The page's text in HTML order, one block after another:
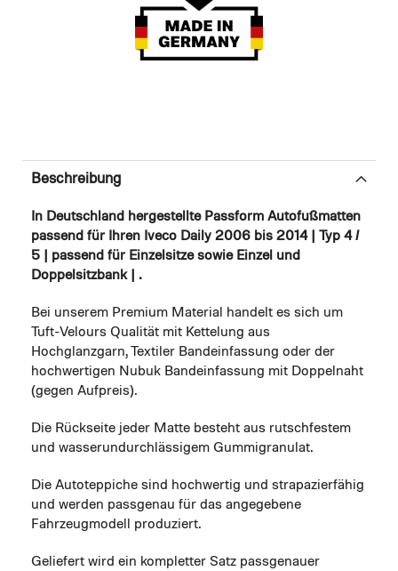
Beschreibung
In Deutschland hergestellte Passform Autofußmatten
passend für Ihren Iveco Daily 2006 bis 2014 | Typ 4 /
5 | passend für Einzelsitze sowie Einzel und
Doppelsitzbank | .
Bei unserem Premium Material handelt es sich um
Tuft-Velours Qualität mit Kettelung aus
Hochglanzgarn, Textiler Bandeinfassung oder der
hochwertigen Nubuk Bandeinfassung mit Doppelnaht
(gegen Aufpreis).
Die Rückseite jeder Matte besteht aus rutschfestem
und wasserundurchlässigem Gummigranulat.
Die Autoteppiche sind hochwertig und strapazierfähig
und werden passgenau für das angegebene
Fahrzeugmodell produziert.
Geliefert wird ein kompletter Satz passgenauer